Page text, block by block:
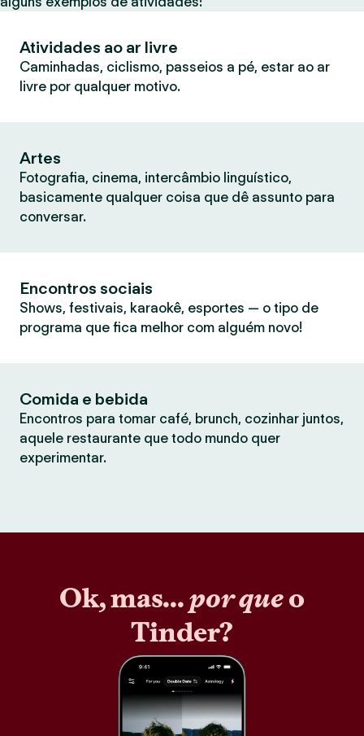
Atividades ao ar livre
Caminhadas, ciclismo, passeios a pé, estar ao ar
livre por qualquer motivo.
Artes
Fotografia, cinema, intercâmbio linguístico,
basicamente qualquer coisa que dê assunto para
conversar.
Encontros sociais
Shows, festivais, karaokê, esportes — o tipo de
programa que fica melhor com alguém novo!
Comida e bebida
Encontros para tomar café, brunch, cozinhar juntos,
aquele restaurante que todo mundo quer
experimentar.
Ok, mas...por queo
Tinder?